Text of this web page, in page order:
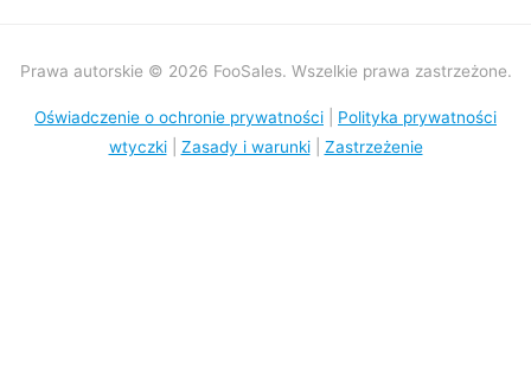
Prawa autorskie © 2026 FooSales. Wszelkie prawa zastrzeżone.
Oświadczenie o ochronie prywatności
Polityka prywatności
wtyczki| Zasady i warunki| Zastrzeżenie